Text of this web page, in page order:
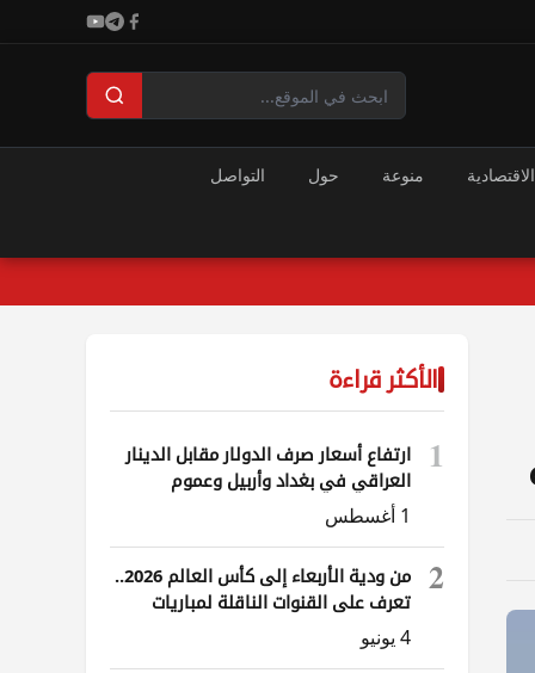
منوعة حول التواصل
الأكثر قراءة
1
ارتفاع أسعار صرف الدولار مقابل الدينار
العراقي في بغداد وأربيل وعموم
المحافظات
1 أغسطس
2
من ودية الأربعاء إلى كأس العالم 2026..
تعرف على القنوات الناقلة لمباريات
العراق
4 يونيو